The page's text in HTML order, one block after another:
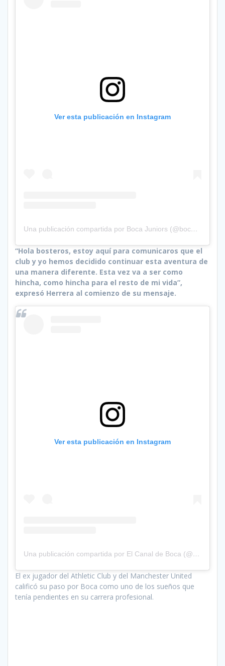
Ver esta publicación en Instagram
Una publicación compartida por Boca Juniors (@bocajrs)
“Hola bosteros, estoy aquí para comunicaros que el
club y yo hemos decidido continuar esta aventura de
una manera diferente. Esta vez va a ser como
hincha, como hincha para el resto de mi vida”,
expresó Herrera al comienzo de su mensaje.
Ver esta publicación en Instagram
Una publicación compartida por El Canal de Boca (@elcanaldeboca)
El ex jugador del Athletic Club y del Manchester United
calificó su paso por Boca como uno de los sueños que
tenía pendientes en su carrera profesional.